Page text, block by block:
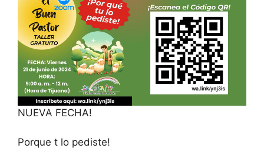
NUEVA FECHA!
Porque t lo pediste!